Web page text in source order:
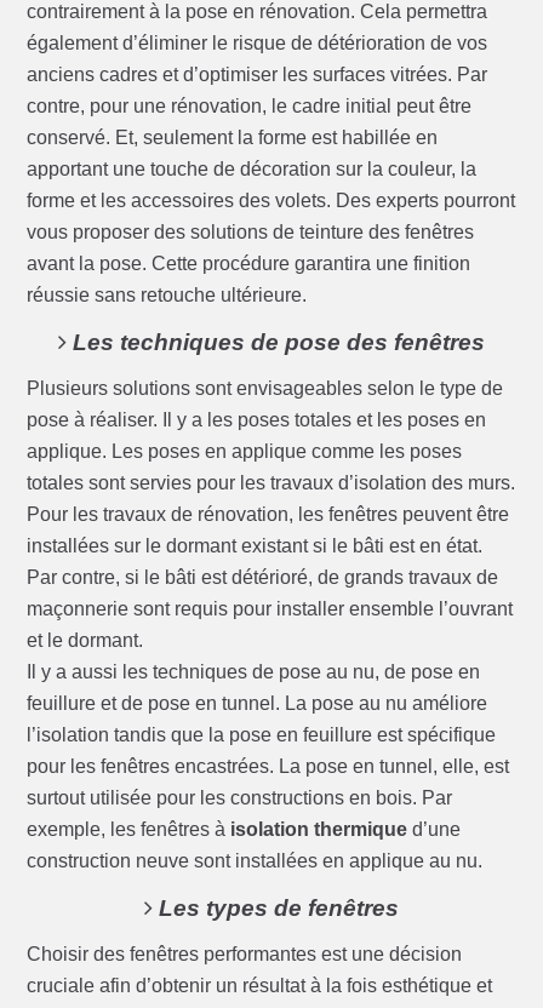
contrairement à la pose en rénovation. Cela permettra
également d’éliminer le risque de détérioration de vos
anciens cadres et d’optimiser les surfaces vitrées. Par
contre, pour une rénovation, le cadre initial peut être
conservé. Et, seulement la forme est habillée en
apportant une touche de décoration sur la couleur, la
forme et les accessoires des volets. Des experts pourront
vous proposer des solutions de teinture des fenêtres
avant la pose. Cette procédure garantira une finition
réussie sans retouche ultérieure.
Les techniques de pose des fenêtres
Plusieurs solutions sont envisageables selon le type de
pose à réaliser. Il y a les poses totales et les poses en
applique. Les poses en applique comme les poses
totales sont servies pour les travaux d’isolation des murs.
Pour les travaux de rénovation, les fenêtres peuvent être
installées sur le dormant existant si le bâti est en état.
Par contre, si le bâti est détérioré, de grands travaux de
maçonnerie sont requis pour installer ensemble l’ouvrant
et le dormant.
Il y a aussi les techniques de pose au nu, de pose en
feuillure et de pose en tunnel. La pose au nu améliore
l’isolation tandis que la pose en feuillure est spécifique
pour les fenêtres encastrées. La pose en tunnel, elle, est
surtout utilisée pour les constructions en bois. Par
exemple, les fenêtres à isolation thermique d’une
construction neuve sont installées en applique au nu.
Les types de fenêtres
Choisir des fenêtres performantes est une décision
cruciale afin d’obtenir un résultat à la fois esthétique et